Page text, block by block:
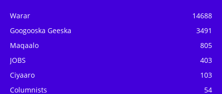
Warar
14688
Googooska Geeska
3491
Maqaalo
805
JOBS
403
Ciyaaro
103
Columnists
54